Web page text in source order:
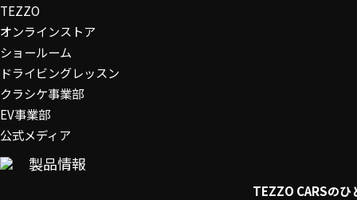
TEZZO
オンラインストア
ショールーム
ドライビングレッスン
クラシケ事業部
EV事業部
公式メディア
製品情報
TEZZO CARSのひ